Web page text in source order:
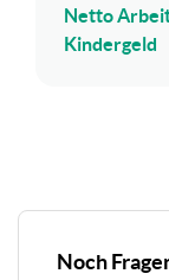
Netto
Kindergeld
Noch